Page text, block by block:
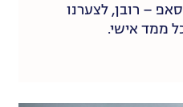
– רובן, לצערנו
ממד אישי.